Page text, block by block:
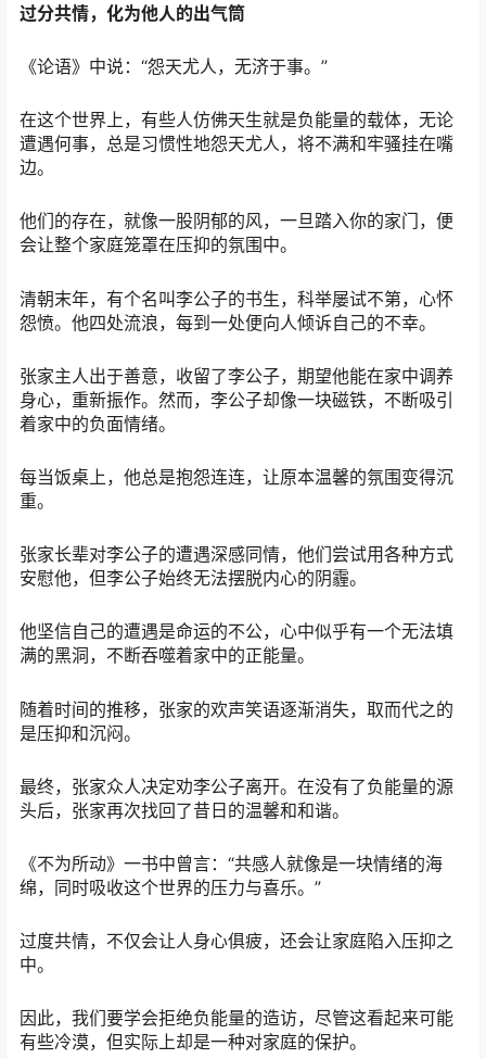
过分共情，化为他人的出气筒
《论语》中说：“怨天尤人，无济于事。”
在这个世界上，有些人仿佛天生就是负能量的载体，无论
遭遇何事，总是习惯性地怨天尤人，将不满和牢骚挂在嘴
边。
他们的存在，就像一股阴郁的风，一旦踏入你的家门，便
会让整个家庭笼罩在压抑的氛围中。
清朝末年，有个名叫李公子的书生，科举屡试不第，心怀
怨愤。他四处流浪，每到一处便向人倾诉自己的不幸。
张家主人出于善意，收留了李公子，期望他能在家中调养
身心，重新振作。然而，李公子却像一块磁铁，不断吸引
着家中的负面情绪。
每当饭桌上，他总是抱怨连连，让原本温馨的氛围变得沉
重。
张家长辈对李公子的遭遇深感同情，他们尝试用各种方式
安慰他，但李公子始终无法摆脱内心的阴霾。
他坚信自己的遭遇是命运的不公，心中似乎有一个无法填
满的黑洞，不断吞噬着家中的正能量。
随着时间的推移，张家的欢声笑语逐渐消失，取而代之的
是压抑和沉闷。
最终，张家众人决定劝李公子离开。在没有了负能量的源
头后，张家再次找回了昔日的温馨和和谐。
《不为所动》一书中曾言：“共感人就像是一块情绪的海
绵，同时吸收这个世界的压力与喜乐。”
过度共情，不仅会让人身心俱疲，还会让家庭陷入压抑之
中。
因此，我们要学会拒绝负能量的造访，尽管这看起来可能
有些冷漠，但实际上却是一种对家庭的保护。